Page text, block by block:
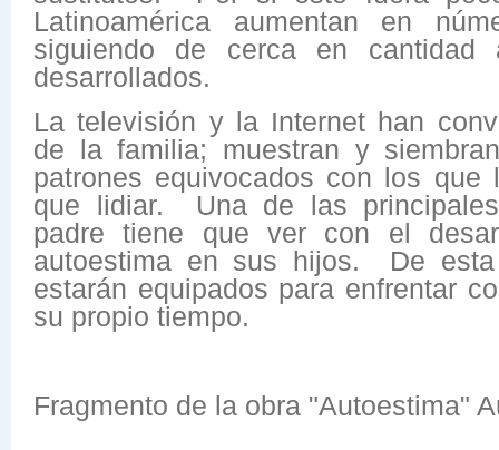
Latinoamérica aumentan en
siguiendo de cerca en
desarrollados.
La televisión y la Internet han
de la familia; muestran y
patrones equivocados con los que
que lidiar. Una de las
padre tiene que ver con el
autoestima en sus hijos. De
estarán equipados para enfrentar
su propio tiempo.
Fragmento de la obra "Autoestima"